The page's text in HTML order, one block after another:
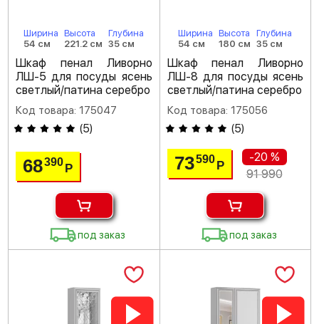
Ширина
54 см
Высота
221.2 см
Глубина
35 см
Шкаф пенал Ливорно
ЛШ-5 для посуды ясень
светлый/патина серебро
Код товара: 175047
(5)
68390Р
под заказ
Ширина
54 см
Высота
180 см
Глубина
35 см
Шкаф пенал Ливорно
ЛШ-8 для посуды ясень
светлый/патина серебро
Код товара: 175056
(5)
73590 Р
-20 %
91 990
под заказ